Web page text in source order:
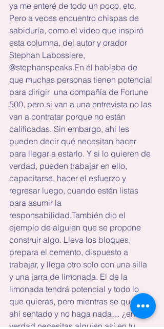
ya me enteré de todo un poco, etc.
Pero a veces encuentro chispas de
sabiduría, como el video que inspiró
esta columna, del autor y orador
Stephan Labossiere,
@stephanspeaks.En él hablaba de
que muchas personas tienen potencial
para dirigir  una compañía de Fortune
500, pero si van a una entrevista no las
van a contratar porque no están
calificadas. Sin embargo, ahí les
pueden decir qué necesitan hacer
para llegar a estarlo. Y si lo quieren de
verdad, pueden trabajar en ello,
capacitarse, hacer el esfuerzo y
regresar luego, cuando estén listas
para asumir la
responsabilidad.También dio el
ejemplo de alguien que se propone
construir algo. Lleva los bloques,
prepara el cemento, dispuesto a
trabajar, y llega otro solo con una silla
y una jarra de limonada. El de la
limonada tendrá potencial y todo lo
que quieras, pero mientras se quedé
ahí sentado y no haga nada… ¿en
verdad necesitas alguien así en tu